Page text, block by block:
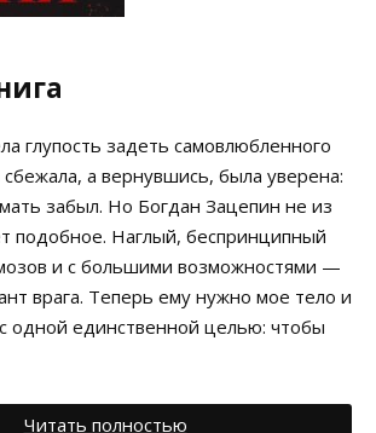
глупость задеть самовлюбленного
а вернувшись, была уверена:
забыл. Но Богдан Зацепин не из
подобное. Наглый, беспринципный
и с большими возможностями —
врага. Теперь ему нужно мое тело и
одной единственной целью: чтобы
Читать полностью